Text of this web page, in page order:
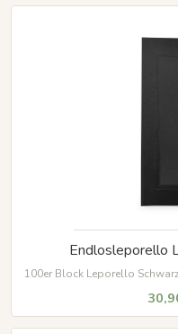
Endlosleporello
100er Block Leporello